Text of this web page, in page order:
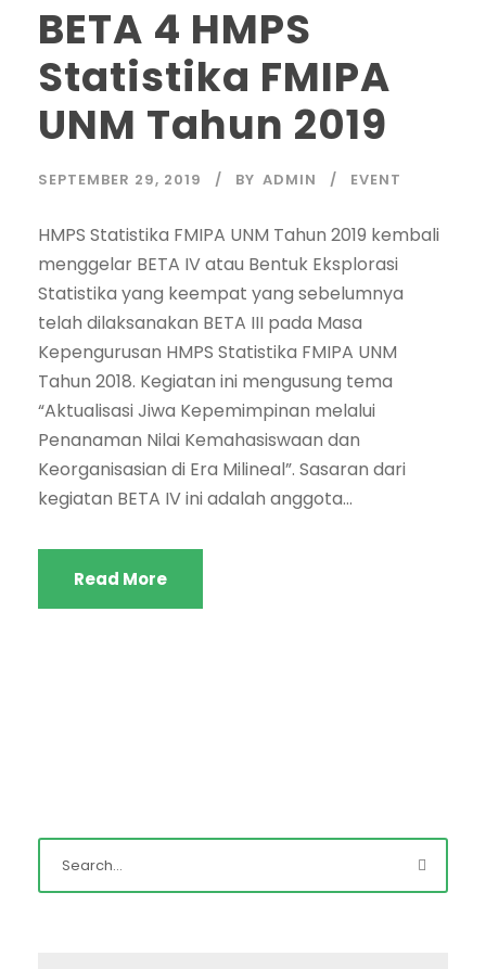
BETA 4 HMPS
Statistika FMIPA
UNM Tahun 2019
SEPTEMBER 29, 2019 BY ADMIN EVENT
HMPS Statistika FMIPA UNM Tahun 2019 kembali
menggelar BETA IV atau Bentuk Eksplorasi
Statistika yang keempat yang sebelumnya
telah dilaksanakan BETA III pada Masa
Kepengurusan HMPS Statistika FMIPA UNM
Tahun 2018. Kegiatan ini mengusung tema
“Aktualisasi Jiwa Kepemimpinan melalui
Penanaman Nilai Kemahasiswaan dan
Keorganisasian di Era Milineal”. Sasaran dari
kegiatan BETA IV ini adalah anggota...
Read More